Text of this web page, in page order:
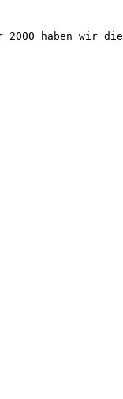
haben wir